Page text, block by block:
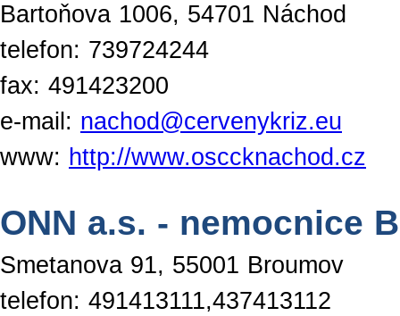
Bartoňova 1006, 54701 Náchod
telefon: 739724244
fax: 491423200
e-mail: nachod@cervenykriz.eu
www: http://www.osccknachod.cz
ONN a.s. - nemocnice
Smetanova 91, 55001 Broumov
telefon: 491413111,437413112